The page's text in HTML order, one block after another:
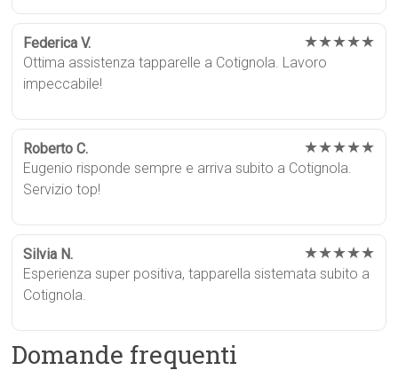
Federica V. ★★★★★
Ottima assistenza tapparelle a Cotignola. Lavoro
impeccabile!
Roberto C. ★★★★★
Eugenio risponde sempre e arriva subito a Cotignola.
Servizio top!
Silvia N. ★★★★★
Esperienza super positiva, tapparella sistemata subito a
Cotignola.
Domande frequenti